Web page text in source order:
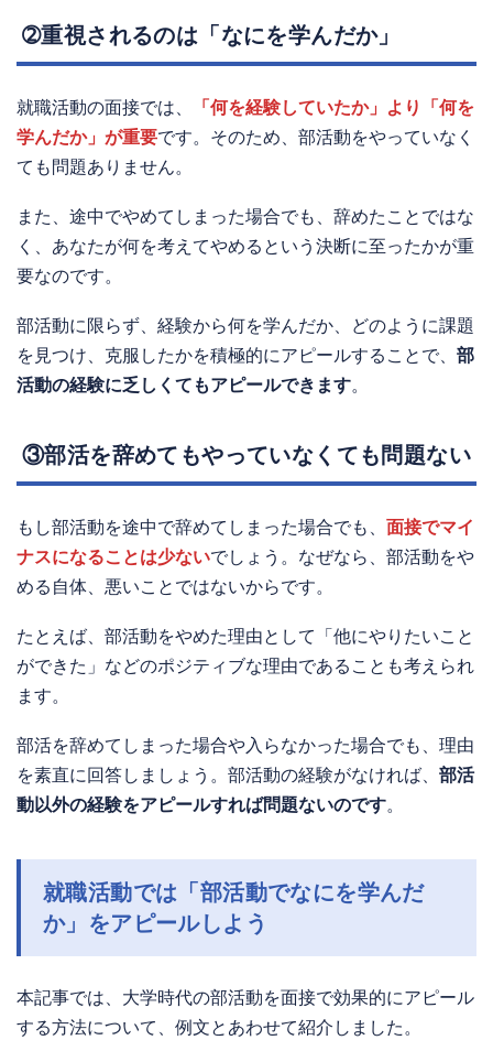
➁重視されるのは「なにを学んだか」
就職活動の面接では、
「何を経験していたか」より「何を
学んだか」が重要です。そのため、部活動をやっていなく
ても問題ありません。
また、途中でやめてしまった場合でも、辞めたことではな
く、あなたが何を考えてやめるという決断に至ったかが重
要なのです。
部活動に限らず、経験から何を学んだか、どのように課題
を見つけ、克服したかを積極的にアピールすることで、 部
活動の経験に乏しくてもアピールできます。
③部活を辞めてもやっていなくても問題ない
もし部活動を途中で辞めてしまった場合でも、 面接でマイ
ナスになることは少ないでしょう。なぜなら、部活動をや
める自体、悪いことではないからです。
たとえば、部活動をやめた理由として「他にやりたいこと
ができた」などのポジティブな理由であることも考えられ
ます。
部活を辞めてしまった場合や入らなかった場合でも、理由
を素直に回答しましょう。部活動の経験がなければ、 部活
動以外の経験をアピールすれば問題ないのです。
就職活動では「部活動でなにを学んだ
か」をアピールしよう
本記事では、大学時代の部活動を面接で効果的にアピール
する方法について、例文とあわせて紹介しました。